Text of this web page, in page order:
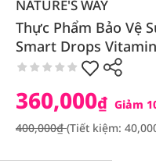
NATURE'S WAY
Thực Phẩm Bảo Vệ
Smart Drops
360,000₫ Giảm
400,000₫(Tiết kiệm: